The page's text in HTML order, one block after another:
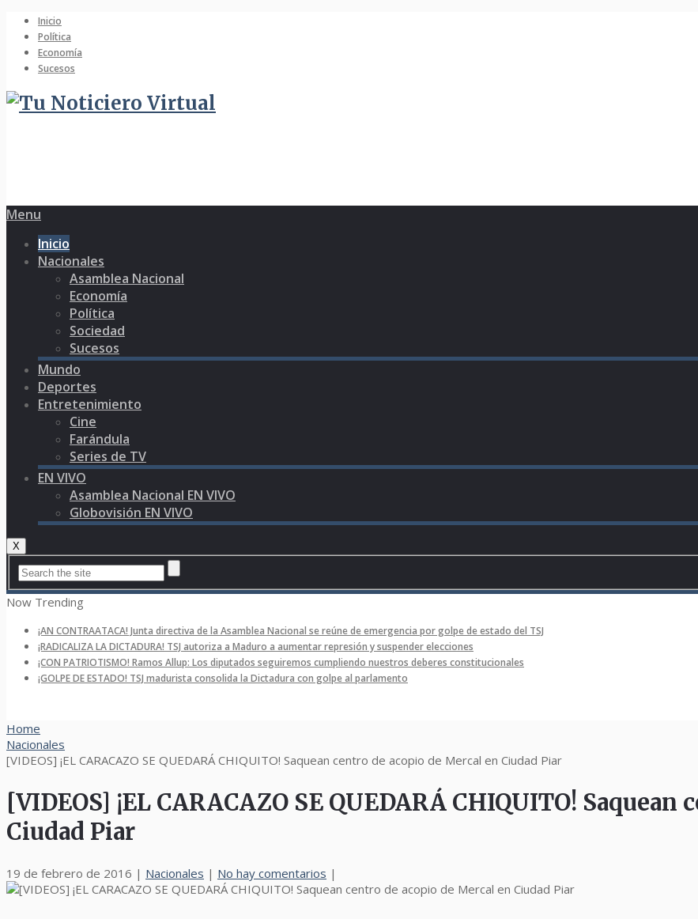
Inicio
Política
Economía
Sucesos
Menu
Inicio
Nacionales
Asamblea Nacional
Economía
Política
Sociedad
Sucesos
Mundo
Deportes
Entretenimiento
Cine
Farándula
Series de TV
EN VIVO
Asamblea Nacional EN VIVO
Globovisión EN VIVO
X
Now Trending
¡AN CONTRAATACA! Junta directiva de la Asamblea Nacional se reúne de emergencia por golpe de estado del TSJ
¡RADICALIZA LA DICTADURA! TSJ autoriza a Maduro a aumentar represión y suspender elecciones
¡CON PATRIOTISMO! Ramos Allup: Los diputados seguiremos cumpliendo nuestros deberes constitucionales
¡GOLPE DE ESTADO! TSJ madurista consolida la Dictadura con golpe al parlamento
Home
Nacionales
[VIDEOS] ¡EL CARACAZO SE QUEDARÁ CHIQUITO! Saquean centro de acopio de Mercal en Ciudad Piar
[VIDEOS] ¡EL CARACAZO SE QUEDARÁ CHIQUITO!
Ciudad Piar
19 de febrero de 2016 | Nacionales | No hay comentarios |